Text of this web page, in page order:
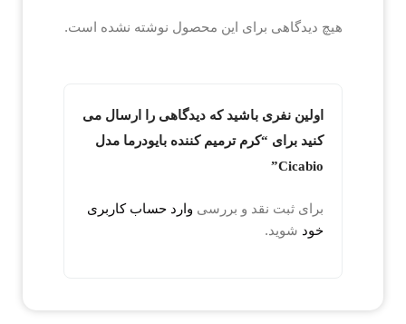
هیچ دیدگاهی برای این محصول نوشته نشده است.
اولین نفری باشید که دیدگاهی را ارسال می
کنید برای “کرم ترمیم کننده بایودرما مدل
Cicabio”
برای ثبت نقد و بررسی وارد حساب کاربری
خود شوید.